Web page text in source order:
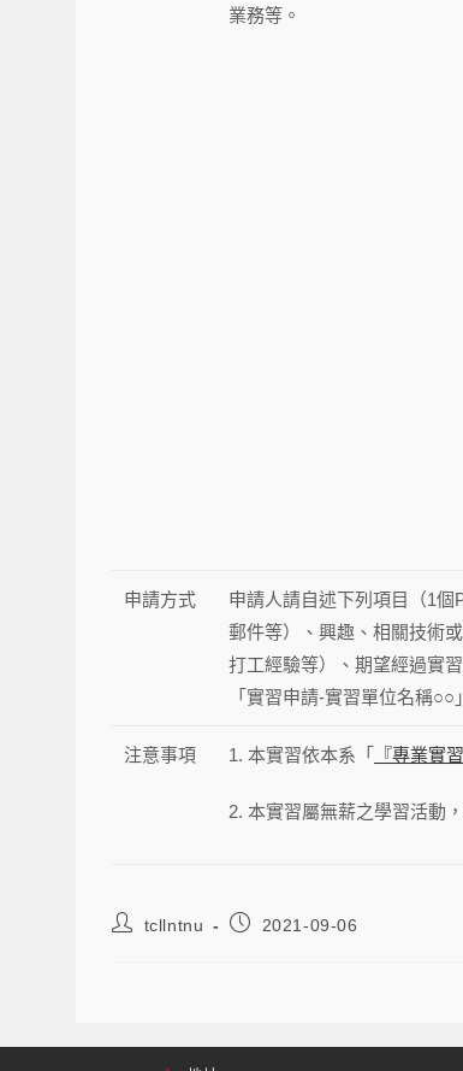
業務等。
申請方式
申請人請自述下列項目（1
郵件等）、興趣、相關技術
打工經驗等）、期望經過實
「實習申請-實習單位名稱
注意事項 1. 本實習依本系「 『專業實
2. 本實習屬無薪之學習活動
tcllntnu 2021-09-06